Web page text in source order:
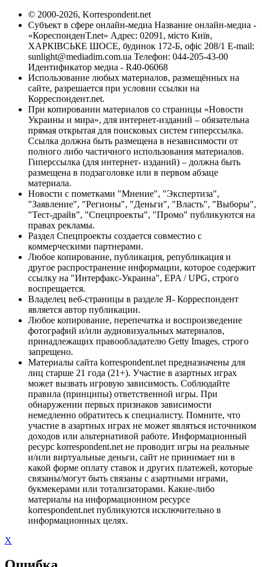
© 2000-2026, Korrespondent.net
Субъект в сфере онлайн-медиа Название онлайн-медиа -
«КореспонденТ.net» Адрес: 02091, місто Київ,
ХАРКІВСЬКЕ ШОСЕ, будинок 172-Б, офіс 208/1 E-mail:
sunlight@mediadim.com.ua Телефон: 044-205-43-00
Идентификатор медиа - R40-06068
Использование любых материалов, размещённых на
сайте, разрешается при условии ссылки на
Корреспондент.net.
При копировании материалов со страницы «Новости
Украины и мира», для интернет-изданий – обязательна
прямая открытая для поисковых систем гиперссылка.
Ссылка должна быть размещена в независимости от
полного либо частичного использования материалов.
Гиперссылка (для интернет- изданий) – должна быть
размещена в подзаголовке или в первом абзаце
материала.
Новости с пометками "Мнение", "Экспертиза",
"Заявление", "Регионы", "Деньги", "Власть", "Выборы",
"Тест-драйв", "Спецпроекты", "Промо" публикуются на
правах рекламы.
Раздел Спецпроекты создается совместно с
коммерческими партнерами.
Любое копирование, публикация, републикация и
другое распространение информации, которое содержит
ссылку на "Интерфакс-Украина", EPA / UPG, строго
воспрещается.
Владелец веб-страницы в разделе Я- Корреспондент
является автор публикации.
Любое копирование, перепечатка и воспроизведение
фотографий и/или аудиовизуальных материалов,
принадлежащих правообладателю Getty Images, строго
запрещено.
Материалы сайта korrespondent.net предназначены для
лиц старше 21 года (21+). Участие в азартных играх
может вызвать игровую зависимость. Соблюдайте
правила (принципы) ответственной игры. При
обнаружении первых признаков зависимости
немедленно обратитесь к специалисту. Помните, что
участие в азартных играх не может являться источником
доходов или альтернативой работе. Информационный
ресурс korrespondent.net не проводит игры на реальные
и/или виртуальные деньги, сайт не принимает ни в
какой форме оплату ставок и других платежей, которые
связаны/могут быть связаны с азартными играми,
букмекерами или тотализаторами. Какие-либо
материалы на информационном ресурсе
korrespondent.net публикуются исключительно в
информационных целях.
X